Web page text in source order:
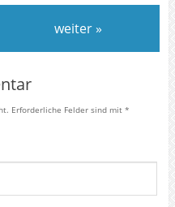
weiter »
Erforderliche Felder sind mit *